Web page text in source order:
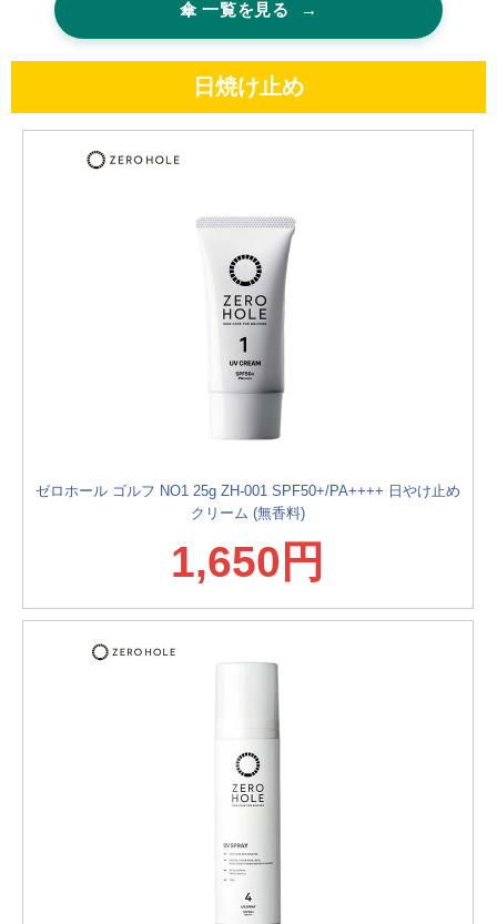
傘 一覧を見る →
日焼け止め
ゼロホール ゴルフ NO1 25g ZH-001 SPF50+/PA++++ 日やけ止め
クリーム (無香料)
1,650円